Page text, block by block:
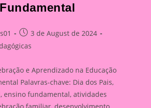
Post
published:
3 de August de 2024
e Aprendizado na Educação
Palavras-chave: Dia dos Pais,
ensino fundamental, atividades